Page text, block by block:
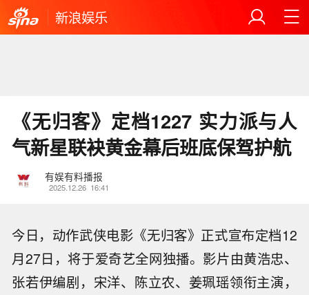
新浪娱乐
《无归客》定档1227 实力派与人
气新星联袂黄金幕后班底保驾护航
有娱有料播报
2025.12.26 16:41
今日，动作武侠电影《无归客》正式宣布定档12
月27日，将于爱奇艺全网独播。影片由黄浩忠、
张若伊编剧，宋洋、陈立农、姜珮瑶领衔主演，